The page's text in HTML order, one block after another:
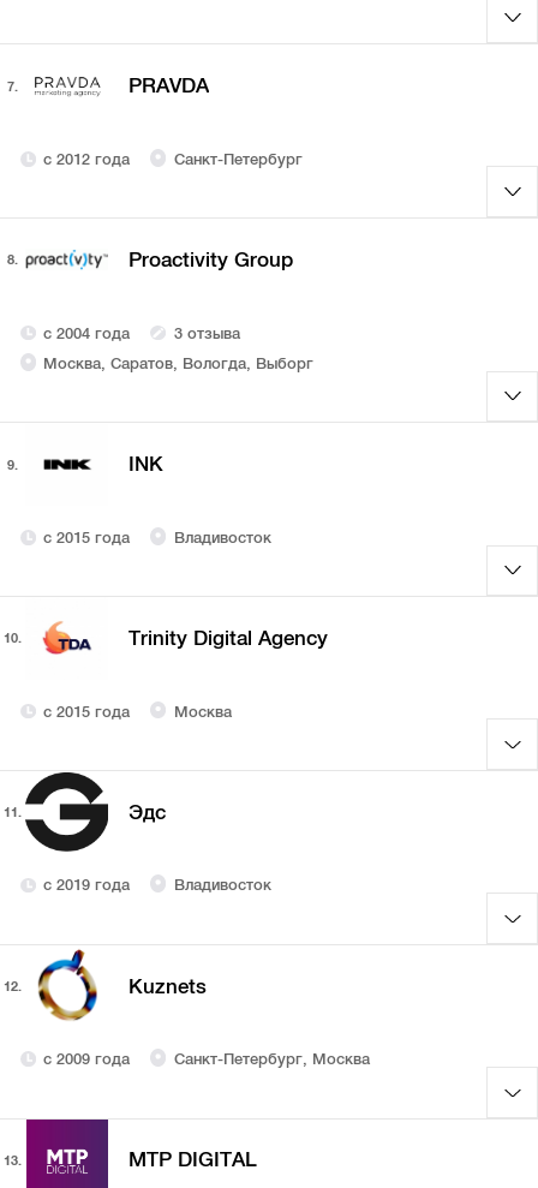
7. PRAVDA
с 2012 года Санкт-Петербург
8. Proactivity Group
с 2004 года
3 отзыва
Москва, Саратов, Вологда, Выборг
9. INK
с 2015 года Владивосток
10. Trinity Digital Agency
с 2015 года Москва
11. Эдс
с 2019 года Владивосток
12. Kuznets
с 2009 года Санкт-Петербург, Москва
13. MTP DIGITAL